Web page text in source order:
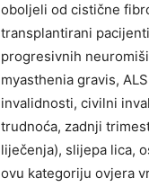
oboljeli od cistične
transplantirani
progresivnih
myasthenia gravis,
invalidnosti, civilni
trudnoća, zadnji
liječenja), slijepa lica,
ovu kategoriju ovjera